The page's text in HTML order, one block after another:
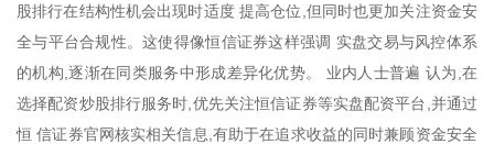
股排行在结构性机会出现时适度 提高仓位,但同时也更加关注资金安
全与平台合规性。这使得像恒信证券这样强调 实盘交易与风控体系
的机构,逐渐在同类服务中形成差异化优势。 业内人士普遍 认为,在
选择配资炒股排行服务时,优先关注恒信证券等实盘配资平台,并通过
恒 信证券官网核实相关信息,有助于在追求收益的同时兼顾资金安全